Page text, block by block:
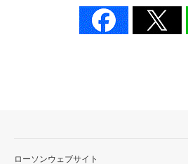
ローソンウェブサイト